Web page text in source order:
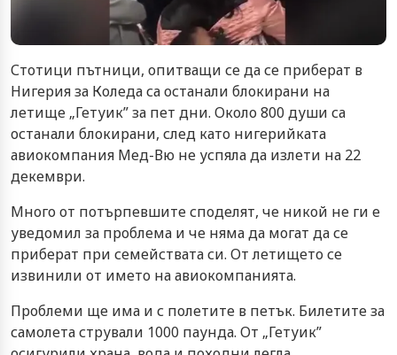
Стотици пътници, опитващи се да се приберат в
Нигерия за Коледа са останали блокирани на
летище „Гетуик” за пет дни. Около 800 души са
останали блокирани, след като нигерийката
авиокомпания Мед-Вю не успяла да излети на 22
декември.
Много от потърпевшите споделят, че никой не ги е
уведомил за проблема и че няма да могат да се
приберат при семействата си. От летището се
извинили от името на авиокомпанията.
Проблеми ще има и с полетите в петък. Билетите за
самолета стрували 1000 паунда. От „Гетуик”